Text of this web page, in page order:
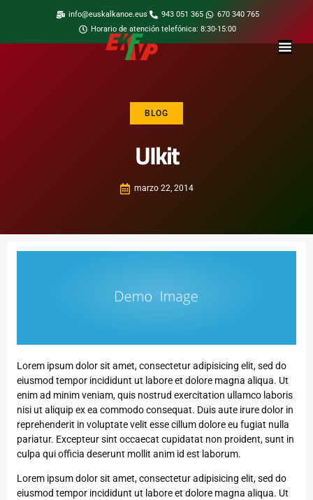
info@euskalkanoe.eus 943 051 365
670 340 765
Horario de atención telefónica: 8:30-15:00
BLOG
UIkit
marzo 22, 2014
Lorem ipsum dolor sit amet, consectetur adipisicing elit, sed do
eiusmod tempor incididunt ut labore et dolore magna aliqua. Ut
enim ad minim veniam, quis nostrud exercitation ullamco laboris
nisi ut aliquip ex ea commodo consequat. Duis aute irure dolor in
reprehenderit in voluptate velit esse cillum dolore eu fugiat nulla
pariatur. Excepteur sint occaecat cupidatat non proident, sunt in
culpa qui officia deserunt mollit anim id est laborum.
Lorem ipsum dolor sit amet, consectetur adipisicing elit, sed do
eiusmod tempor incididunt ut labore et dolore magna aliqua. Ut